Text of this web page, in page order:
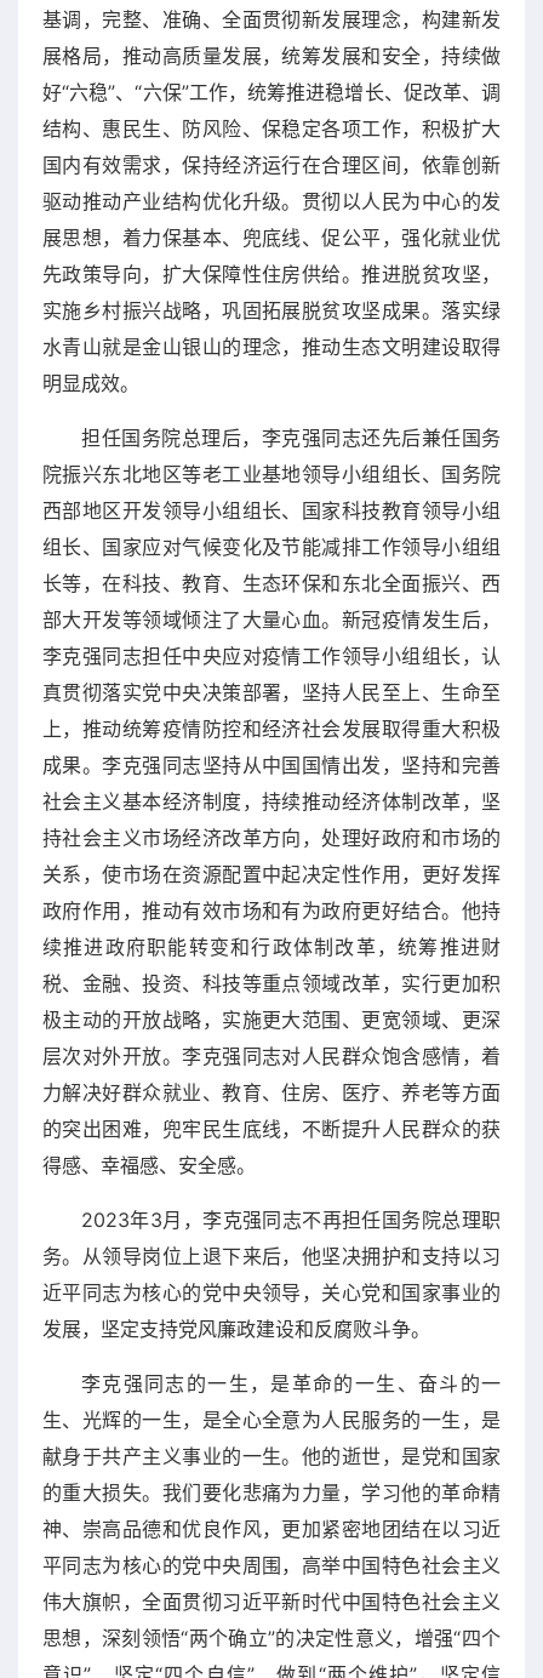
基调，完整、准确、全面贯彻新发展理念，构建新发
展格局，推动高质量发展，统筹发展和安全，持续做
好“六稳”、“六保”工作，统筹推进稳增长、促改革、调
结构、惠民生、防风险、保稳定各项工作，积极扩大
国内有效需求，保持经济运行在合理区间，依靠创新
驱动推动产业结构优化升级。贯彻以人民为中心的发
展思想，着力保基本、兜底线、促公平，强化就业优
先政策导向，扩大保障性住房供给。推进脱贫攻坚，
实施乡村振兴战略，巩固拓展脱贫攻坚成果。落实绿
水青山就是金山银山的理念，推动生态文明建设取得
明显成效。
担任国务院总理后，李克强同志还先后兼任国务
院振兴东北地区等老工业基地领导小组组长、国务院
西部地区开发领导小组组长、国家科技教育领导小组
组长、国家应对气候变化及节能减排工作领导小组组
长等，在科技、教育、生态环保和东北全面振兴、西
部大开发等领域倾注了大量心血。新冠疫情发生后，
李克强同志担任中央应对疫情工作领导小组组长，认
真贯彻落实党中央决策部署，坚持人民至上、生命至
上，推动统筹疫情防控和经济社会发展取得重大积极
成果。李克强同志坚持从中国国情出发，坚持和完善
社会主义基本经济制度，持续推动经济体制改革，坚
持社会主义市场经济改革方向，处理好政府和市场的
关系，使市场在资源配置中起决定性作用，更好发挥
政府作用，推动有效市场和有为政府更好结合。他持
续推进政府职能转变和行政体制改革，统筹推进财
税、金融、投资、科技等重点领域改革，实行更加积
极主动的开放战略，实施更大范围、更宽领域、更深
层次对外开放。李克强同志对人民群众饱含感情，着
力解决好群众就业、教育、住房、医疗、养老等方面
的突出困难，兜牢民生底线，不断提升人民群众的获
得感、幸福感、安全感。
2023年3月，李克强同志不再担任国务院总理职
务。从领导岗位上退下来后，他坚决拥护和支持以习
近平同志为核心的党中央领导，关心党和国家事业的
发展，坚定支持党风廉政建设和反腐败斗争。
李克强同志的一生，是革命的一生、奋斗的一
生、光辉的一生，是全心全意为人民服务的一生，是
献身于共产主义事业的一生。他的逝世，是党和国家
的重大损失。我们要化悲痛为力量，学习他的革命精
神、崇高品德和优良作风，更加紧密地团结在以习近
平同志为核心的党中央周围，高举中国特色社会主义
伟大旗帜，全面贯彻习近平新时代中国特色社会主义
思想，深刻领悟“两个确立”的决定性意义，增强“四个